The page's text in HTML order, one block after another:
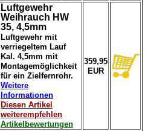
Luftgewehr
Weihrauch HW
35, 4,5mm
Luftgewehr mit
verriegeltem Lauf
Kal. 4,5mm mit
Montagemöglichkeit
für ein Zielfernrohr.
Weitere
Informationen
Diesen Artikel
weiterempfehlen
Artikelbewertungen
359,95
EUR